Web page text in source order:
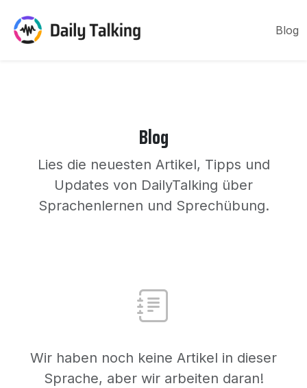
Blog
Blog
Lies die neuesten Artikel, Tipps und
Updates von DailyTalking über
Sprachenlernen und Sprechübung.
Wir haben noch keine Artikel in dieser
Sprache, aber wir arbeiten daran!